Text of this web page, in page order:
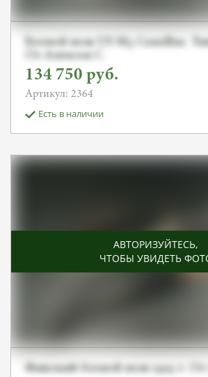
Боевой нож US M3 Camillus.
От Алексея С.
134 750 руб.
Артикул: 2364
Есть в наличии
АВТОРИЗУЙТЕСЬ,
ЧТОБЫ УВИДЕТЬ
Финский боевой нож 1919 г. От